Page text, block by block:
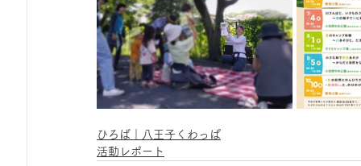
ひろば｜八王子くわっぱ
活動レポート